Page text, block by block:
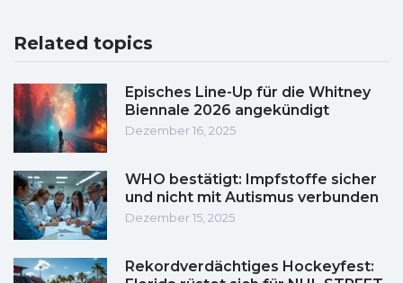
Related topics
Episches Line-Up für die Whitney
Biennale 2026 angekündigt
Dezember 16, 2025
WHO bestätigt: Impfstoffe sicher
und nicht mit Autismus verbunden
Dezember 15, 2025
Rekordverdächtiges Hockeyfest: